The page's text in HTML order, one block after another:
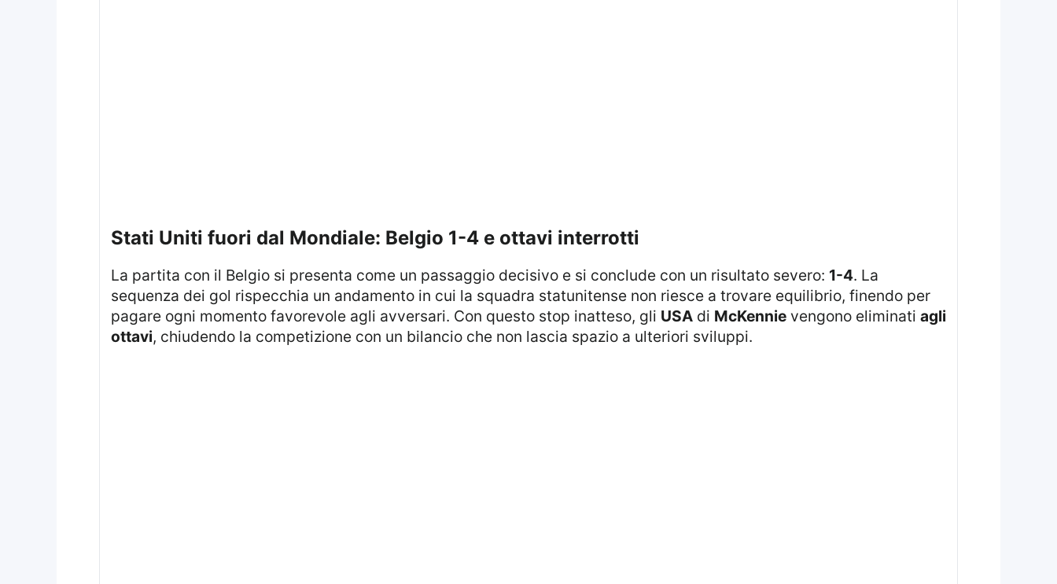
Stati Uniti fuori dal Mondiale: Belgio 1-4 e ottavi interrotti
La partita con il Belgio si presenta come un passaggio decisivo e si conclude con un risultato severo: 1-4. La
sequenza dei gol rispecchia un andamento in cui la squadra statunitense non riesce a trovare equilibrio, finendo per
pagare ogni momento favorevole agli avversari. Con questo stop inatteso, gli USAdi McKennievengono eliminati agli
ottavi, chiudendo la competizione con un bilancio che non lascia spazio a ulteriori sviluppi.